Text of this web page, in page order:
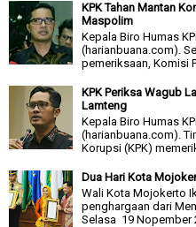
KPK Tahan Mantan
Maspolim
Kepala Biro Humas
(harianbuana.com).
pemeriksaan, Komisi
KPK Periksa Wagub
Lamteng
Kepala Biro Humas
(harianbuana.com).
Korupsi (KPK)
Dua Hari Kota
Wali Kota Mojokerto
penghargaan dari
Selasa 19 Nopember